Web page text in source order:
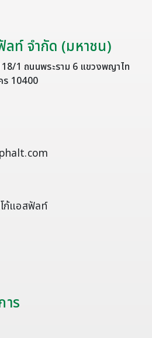
ท์ จำกัด (มหาชน)
1 ถนนพระราม 6 แขวงพญาไท
ร 10400
ก้แอสฟัลท์
ร